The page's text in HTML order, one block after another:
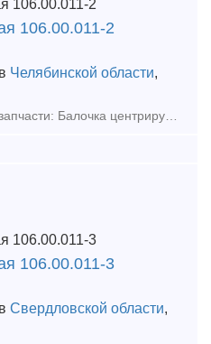
106.00.011-2
в Челябинской области,
106.00.011-3
в Свердловской области,